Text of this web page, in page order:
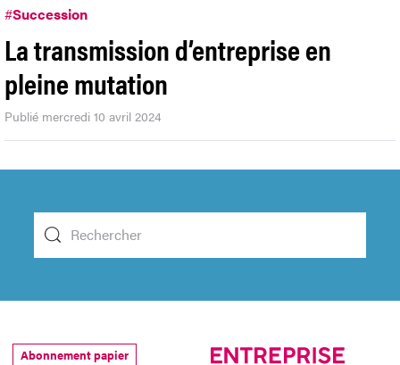
#Succession
La transmission d’entreprise en
pleine mutation
Publié mercredi 10 avril 2024
Abonnement papier